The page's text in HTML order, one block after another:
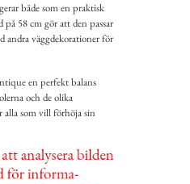
både som en praktisk
58 cm gör att den passar
andra väggdekorationer för
en perfekt balans
och de olika
alla som vill förhöja sin